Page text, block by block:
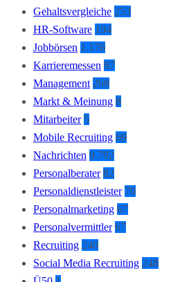
Gehaltsvergleiche 253
HR-Software 194
Jobbörsen 1.176
Karrieremessen 97
Management 268
Markt & Meinung 8
Mitarbeiter 5
Mobile Recruiting 69
Nachrichten 9.792
Personalberater 82
Personaldienstleister 70
Personalmarketing 67
Personalvermittler 67
Recruiting 240
Social Media Recruiting 248